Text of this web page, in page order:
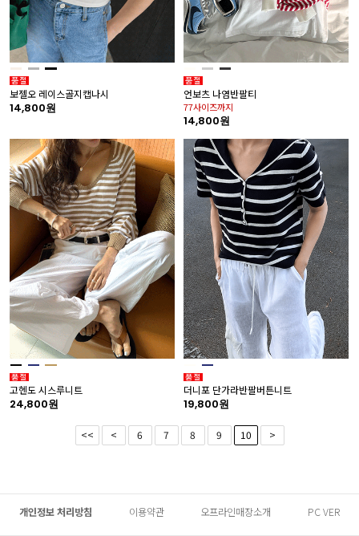
보젤오 레이스골지캡나시
14,800원
언보츠 나염반팔티
77사이즈까지
14,800원
고헨도 시스루니트
24,800원
더니포 단가라반팔버튼니트
19,800원
<< < 6 7 8 9 10 >
개인정보 처리방침 이용약관 오프라인매장소개 PC VER